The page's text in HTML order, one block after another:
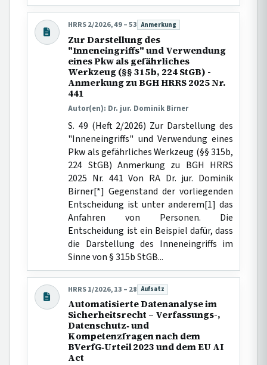
HRRS 2/2026, 49 – 53 Beitragsart:
Anmerkung
Zur Darstellung des
"Inneneingriffs" und Verwendung
eines Pkw als gefährliches
Werkzeug (§§ 315b, 224 StGB) -
Anmerkung zu BGH HRRS 2025 Nr.
441
Autor(en): Dr. jur. Dominik Birner
S. 49 (Heft 2/2026) Zur Darstellung des
"Inneneingriffs" und Verwendung eines
Pkw als gefährliches Werkzeug (§§ 315b,
224 StGB) Anmerkung zu BGH HRRS
2025 Nr. 441 Von RA Dr. jur. Dominik
Birner[*] Gegenstand der vorliegenden
Entscheidung ist unter anderem[1] das
Anfahren von Personen. Die
Entscheidung ist ein Beispiel dafür, dass
die Darstellung des Inneneingriffs im
Sinne von § 315b StGB...
HRRS 1/2026, 13 – 28 Beitragsart:
Aufsatz
Automatisierte Datenanalyse im
Sicherheitsrecht – Verfassungs-,
Datenschutz‑ und
Kompetenzfragen nach dem
BVerfG‑Urteil 2023 und dem EU AI
Act